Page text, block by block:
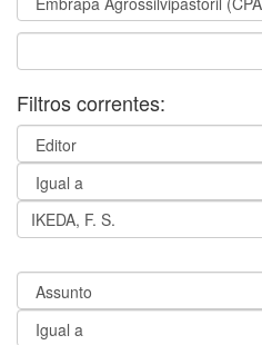
Filtros correntes: